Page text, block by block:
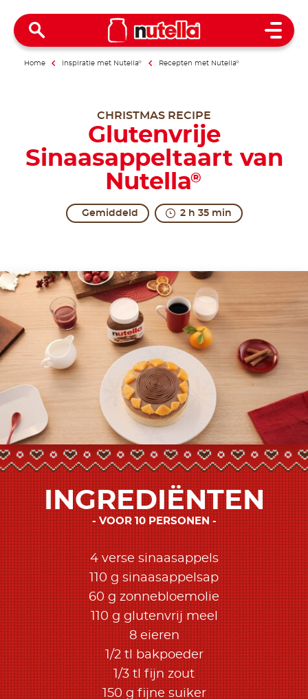
Open
Home Inspiratie met Nutella® Recepten met Nutella®
CHRISTMAS RECIPE
Glutenvrije
Sinaasappeltaart van
Nutella®
Gemiddeld 2 h 35 min
INGREDIËNTEN
VOOR 10 PERSONEN
4 verse sinaasappels
110 g sinaasappelsap
60 g zonnebloemolie
110 g glutenvrij meel
8 eieren
1/2 tl bakpoeder
1/3 tl fijn zout
150 g fijne suiker